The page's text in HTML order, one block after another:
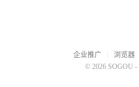
企业推广 浏览器
© 2026 SOGOU -